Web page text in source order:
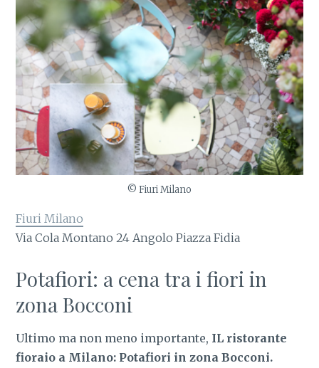
© Fiuri Milano
Fiuri Milano
Via Cola Montano 24 Angolo Piazza Fidia
Potafiori: a cena tra i fiori in
zona Bocconi
Ultimo ma non meno importante, IL ristorante
fioraio a Milano: Potafiori in zona Bocconi.